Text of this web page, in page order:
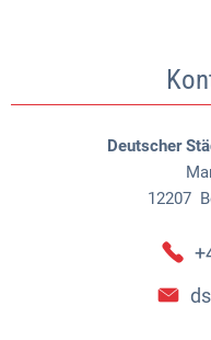
Deutscher
12207